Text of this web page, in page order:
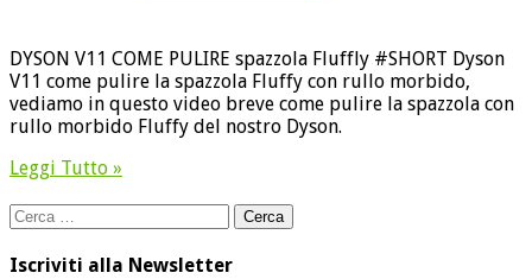
DYSON V11 COME PULIRE spazzola Fluffly #SHORT Dyson
V11 come pulire la spazzola Fluffy con rullo morbido,
vediamo in questo video breve come pulire la spazzola con
rullo morbido Fluffy del nostro Dyson.
Leggi Tutto »
Ricerca
per:
Iscriviti alla Newsletter